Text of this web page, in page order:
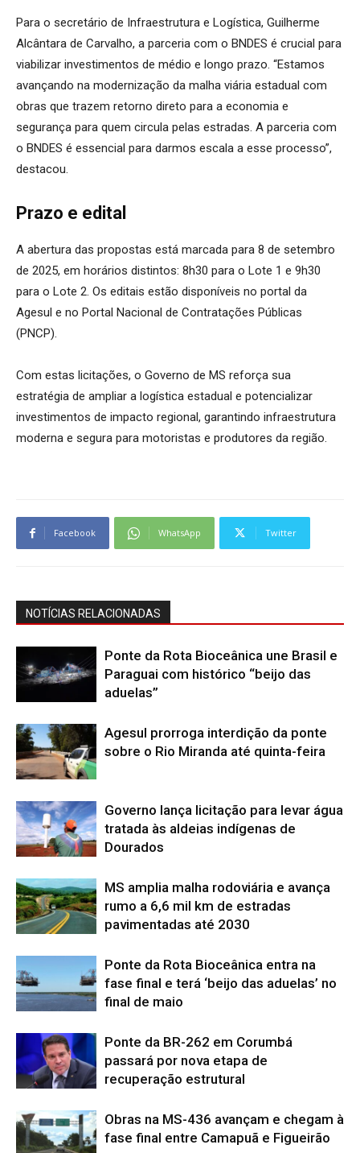
Para o secretário de Infraestrutura e Logística, Guilherme
Alcântara de Carvalho, a parceria com o BNDES é crucial para
viabilizar investimentos de médio e longo prazo. “Estamos
avançando na modernização da malha viária estadual com
obras que trazem retorno direto para a economia e
segurança para quem circula pelas estradas. A parceria com
o BNDES é essencial para darmos escala a esse processo”,
destacou.
Prazo e edital
A abertura das propostas está marcada para 8 de setembro
de 2025, em horários distintos: 8h30 para o Lote 1 e 9h30
para o Lote 2. Os editais estão disponíveis no portal da
Agesul e no Portal Nacional de Contratações Públicas
(PNCP).
Com estas licitações, o Governo de MS reforça sua
estratégia de ampliar a logística estadual e potencializar
investimentos de impacto regional, garantindo infraestrutura
moderna e segura para motoristas e produtores da região.
Facebook WhatsApp Twitter
NOTÍCIAS RELACIONADAS
Ponte da Rota Bioceânica une Brasil e
Paraguai com histórico “beijo das
aduelas”
Agesul prorroga interdição da ponte
sobre o Rio Miranda até quinta-feira
Governo lança licitação para levar água
tratada às aldeias indígenas de
Dourados
MS amplia malha rodoviária e avança
rumo a 6,6 mil km de estradas
pavimentadas até 2030
Ponte da Rota Bioceânica entra na
fase final e terá ‘beijo das aduelas’ no
final de maio
Ponte da BR-262 em Corumbá
passará por nova etapa de
recuperação estrutural
Obras na MS-436 avançam e chegam à
fase final entre Camapuã e Figueirão